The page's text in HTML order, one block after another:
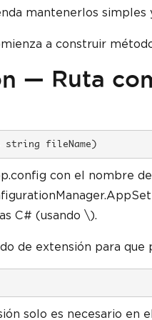
mantenerlos simples
a construir
— Ruta
fileName)
con el nombre
C# (usando \).
de extensión para que
solo es necesario